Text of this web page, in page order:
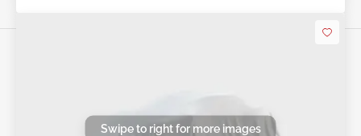
Swipe to right for more images